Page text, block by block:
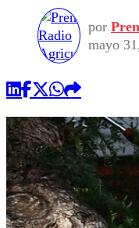
Torneo
por
mayo